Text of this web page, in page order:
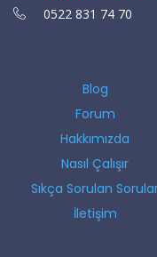
0522 831 74 70
Blog
Forum
Hakkımızda
Nasıl Çalışır
Sıkça Sorulan
İletişim